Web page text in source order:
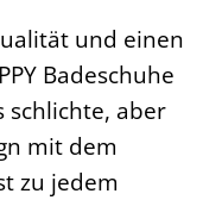
und einen
Badeschuhe
schlichte, aber
mit dem
zu jedem